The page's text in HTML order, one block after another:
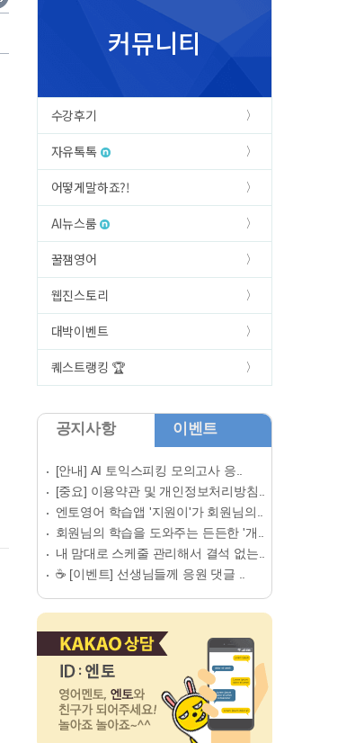
커뮤니티
수강후기
자유톡톡
어떻게말하죠?!
AI뉴스룸
꿀잼영어
웹진스토리
대박이벤트
퀘스트랭킹 🏆
공지사항 이벤트
[안내] AI 토익스피킹 모의고사 응..
[중요] 이용약관 및 개인정보처리방침..
엔토영어 학습앱 '지원이'가 회원님의..
회원님의 학습을 도와주는 든든한 '개..
내 맘대로 스케줄 관리해서 결석 없는..
☕ [이벤트] 선생님들께 응원 댓글 ..